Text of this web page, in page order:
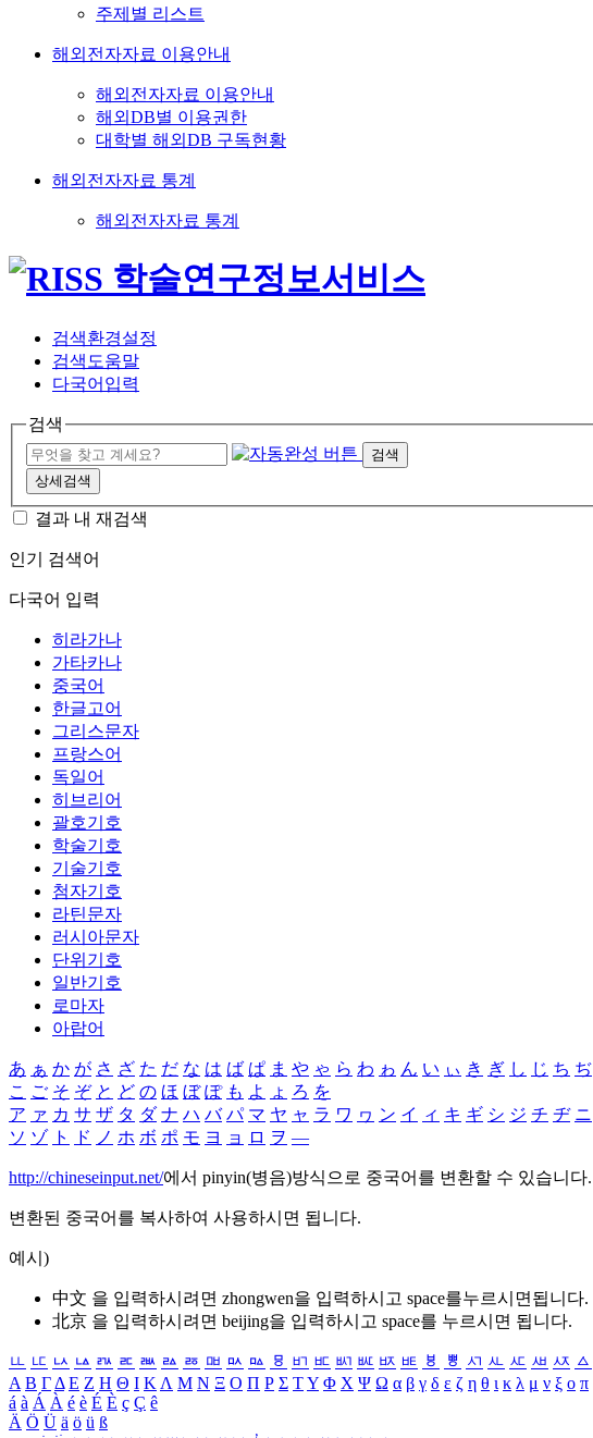
주제별 리스트
해외전자자료 이용안내
해외전자자료 이용안내
해외DB별 이용권한
대학별 해외DB 구독현황
해외전자자료 통계
해외전자자료 통계
검색환경설정
검색도움말
다국어입력
검색
검색
상세검색
결과 내 재검색
인기 검색어
다국어 입력
히라가나
가타카나
중국어
한글고어
그리스문자
프랑스어
독일어
히브리어
괄호기호
학술기호
기술기호
첨자기호
라틴문자
러시아문자
단위기호
일반기호
로마자
아랍어
あ ぁ か が さ ざ た だ な は ば ぱ ま や ゃ ら わ ゎ ん い ぃ き ぎ し じ ち ぢ
こ ご そ ぞ と ど の ほ ぼ ぽ も よ ょ ろ を
ア ァ カ サ ザ タ ダ ナ ハ バ パ マ ヤ ャ ラ ワ ヮ ン イ ィ キ ギ シ ジ チ ヂ ニ
ソ ゾ ト ド ノ ホ ボ ポ モ ヨ ョ ロ ヲ ―
http://chineseinput.net/에서 pinyin(병음)방식으로 중국어를 변환할 수 있습니다.
변환된 중국어를 복사하여 사용하시면 됩니다.
예시)
中文 을 입력하시려면 zhongwen을 입력하시고 space를누르시면됩니다.
北京 을 입력하시려면 beijing을 입력하시고 space를 누르시면 됩니다.
ㅥ ㅦ ㅧ ㅨ ㅩ ㅪ ㅫ ㅬ ㅭ ㅮ ㅯ ㅰ ㅱ ㅲ ㅳ ㅴ ㅵ ㅶ ㅷ ㅸ ㅹ ㅺ ㅻ ㅼ ㅽ ㅾ ㅿ
Α Β ΓΔ Ε Ζ Η Θ Ι ΚΛ Μ Ν Ξ Ο Π Ρ Σ ΤΥ Φ Χ Ψ Ω α β γ δ ε ζ η θ ι κ λ μ ν ξ ο π
á à Á À é è É È ç Ç ê
Ä Ö Ü ä ö ü ß